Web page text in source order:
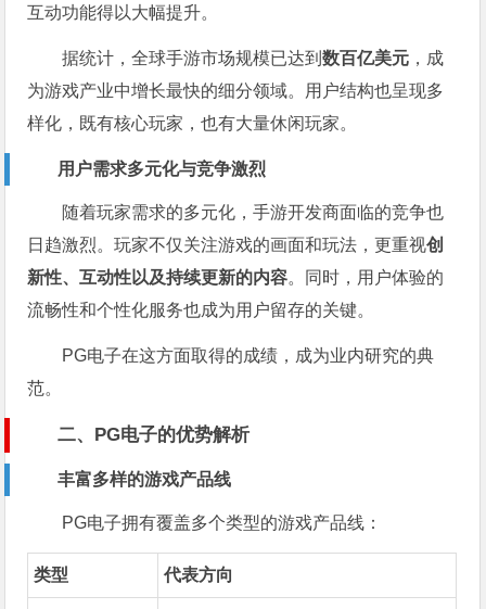
互动功能得以大幅提升。
据统计，全球手游市场规模已达到数百亿美元 ，成
为游戏产业中增长最快的细分领域。用户结构也呈现多
样化，既有核心玩家，也有大量休闲玩家。
用户需求多元化与竞争激烈
随着玩家需求的多元化，手游开发商面临的竞争也
日趋激烈。玩家不仅关注游戏的画面和玩法，更重视创
新性、互动性以及持续更新的内容。同时，用户体验的
流畅性和个性化服务也成为用户留存的关键。
PG电子在这方面取得的成绩，成为业内研究的典
范。
二、PG电子的优势解析
丰富多样的游戏产品线
PG电子拥有覆盖多个类型的游戏产品线：
类型 代表方向